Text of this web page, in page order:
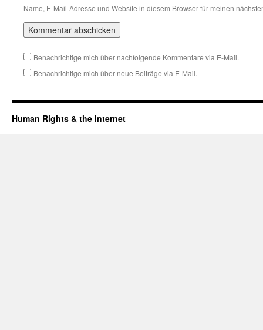
Name, E-Mail-Adresse und Website in diesem Browser für meinen
Benachrichtige mich über nachfolgende Kommentare via E-Mail.
Benachrichtige mich über neue Beiträge via E-Mail.
Human Rights & the Internet